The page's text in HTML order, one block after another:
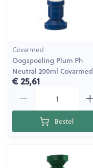
Covarmed
Oogspoeling Plum Ph
Neutral 200ml Covarmed
€ 25,61
Bestel